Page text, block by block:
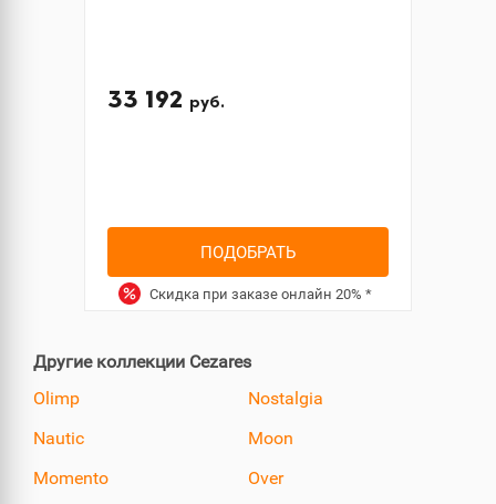
33 192 руб.
ПОДОБРАТЬ
Скидка при заказе онлайн 20% *
Другие коллекции Cezares
Olimp
Nostalgia
Nautic
Moon
Momento
Over